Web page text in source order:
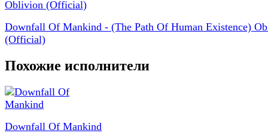
Downfall Of Mankind - (The Path Of Human Existence)
(Official)
Похожие исполнители
Downfall Of Mankind